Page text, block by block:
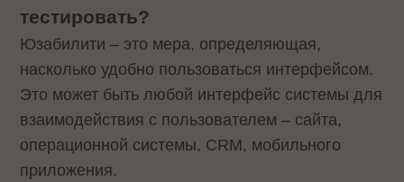
тестировать?
Юзабилити – это мера, определяющая,
насколько удобно пользоваться интерфейсом.
Это может быть любой интерфейс системы для
взаимодействия с пользователем – сайта,
операционной системы, CRM, мобильного
приложения.